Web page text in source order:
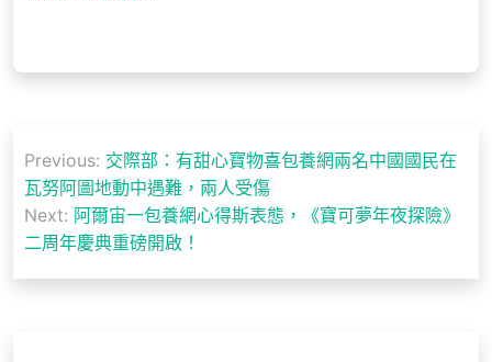
章
導
覽
Previous: 交際部：有甜心寶物喜包養網兩名中國國民在
瓦努阿圖地動中遇難，兩人受傷
Next: 阿爾宙一包養網心得斯表態，《寶可夢年夜探險》
二周年慶典重磅開啟！